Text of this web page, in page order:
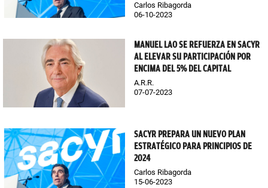
Carlos Ribagorda
06-10-2023
MANUEL LAO SE REFUERZA EN SACYR
AL ELEVAR SU PARTICIPACIÓN POR
ENCIMA DEL 5% DEL CAPITAL
A.R.R.
07-07-2023
SACYR PREPARA UN NUEVO PLAN
ESTRATÉGICO PARA PRINCIPIOS DE
2024
Carlos Ribagorda
15-06-2023